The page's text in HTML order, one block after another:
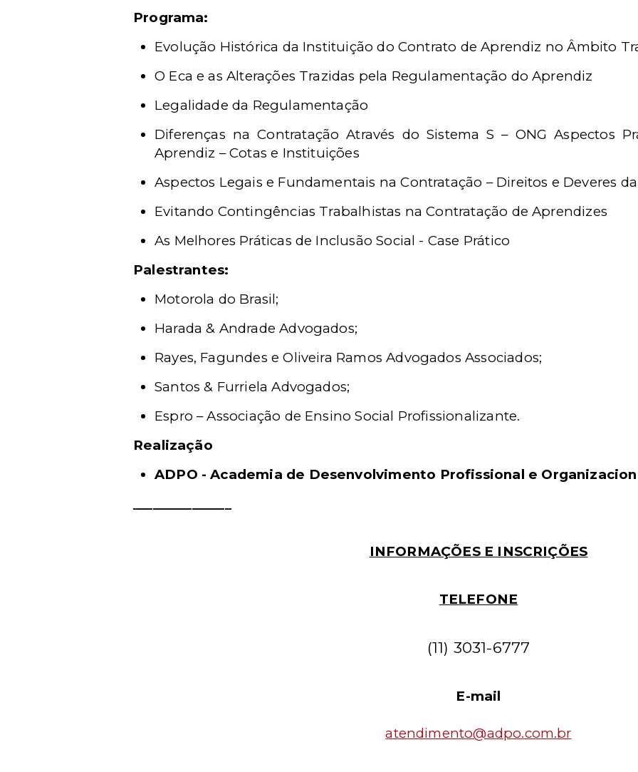
Programa:
Evolução Histórica da Instituição do Contrato de Aprendiz no Âmbito
O Eca e as Alterações Trazidas pela Regulamentação do Aprendiz
Legalidade da Regulamentação
Diferenças na Contratação Através do Sistema S – ONG Aspectos
Aprendiz – Cotas e Instituições
Aspectos Legais e Fundamentais na Contratação – Direitos e Deveres
Evitando Contingências Trabalhistas na Contratação de Aprendizes
As Melhores Práticas de Inclusão Social - Case Prático
Palestrantes:
Motorola do Brasil;
Harada & Andrade Advogados;
Rayes, Fagundes e Oliveira Ramos Advogados Associados;
Santos & Furriela Advogados;
Espro – Associação de Ensino Social Profissionalizante.
Realização
ADPO - Academia de Desenvolvimento Profissional e
INFORMAÇÕES E INSCRIÇÕES
TELEFONE
(11) 3031-6777
E-mail
atendimento@adpo.com.br